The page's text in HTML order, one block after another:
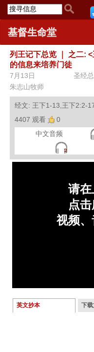
基督生命堂
列王记下总览
之二:
的信息来培养门徒
7月13日
圣经
朱志山牧师
经文: 王下1-13,王下2:2-
4407 观看
0
中文音频
英文抄本 下